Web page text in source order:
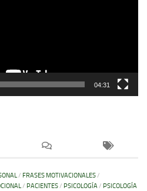
04:31
/ FRASES MOTIVACIONALES/
/ PACIENTES/ PSICOLOGÍA/ PSICOLOGÍA